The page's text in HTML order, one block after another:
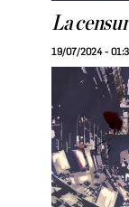
La
19/07/2024 -